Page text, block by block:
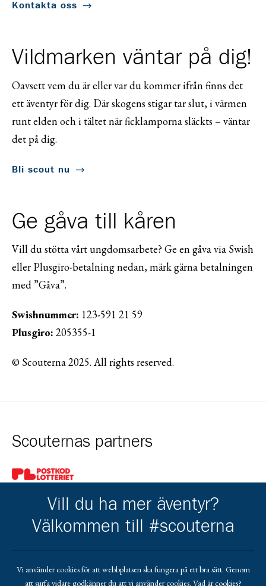
Kontakta oss
Vildmarken väntar på dig!
Oavsett vem du är eller var du kommer ifrån finns det
ett äventyr för dig. Där skogens stigar tar slut, i värmen
runt elden och i tältet när ficklamporna släckts – väntar
det på dig.
Bli scout nu
Ge gåva till kåren
Vill du stötta vårt ungdomsarbete? Ge en gåva via Swish
eller Plusgiro-betalning nedan, märk gärna betalningen
med ”Gåva”.
Swishnummer: 123-591 21 59
Plusgiro: 205355-1
© Scouterna 2025. All rights reserved.
Scouternas partners
Gå till pl_50
Kårens partners
Vill du ha mer äventyr?
Välkommen till #scouterna
Vi använder cookies för att webbplatsen ska fungera på ett bra sätt. Genom
att surfa vidare godkänner du att vi använder cookies. Vad är cookies?